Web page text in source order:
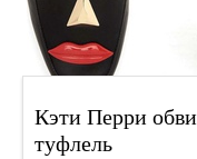
Кэти Перри
туфлель